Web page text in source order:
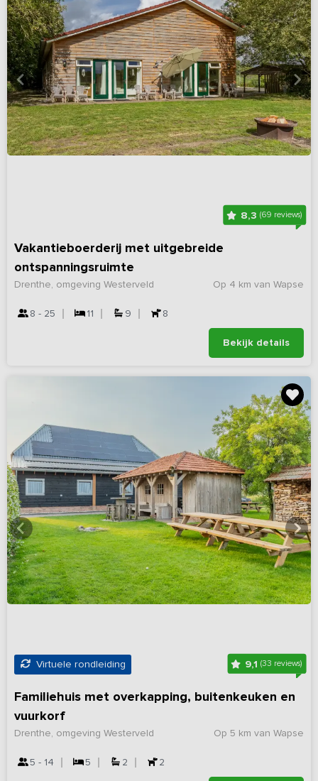
8,3 (69 reviews)
Vakantieboerderij met uitgebreide
ontspanningsruimte
Op 4 km van Wapse
Drenthe, omgeving Westerveld
8 - 25 11 9 8
Bekijk details
Virtuele rondleiding 9,1(33 reviews)
Familiehuis met overkapping, buitenkeuken en
vuurkorf
Op 5 km van Wapse
Drenthe, omgeving Westerveld
5 - 14 5 2 2